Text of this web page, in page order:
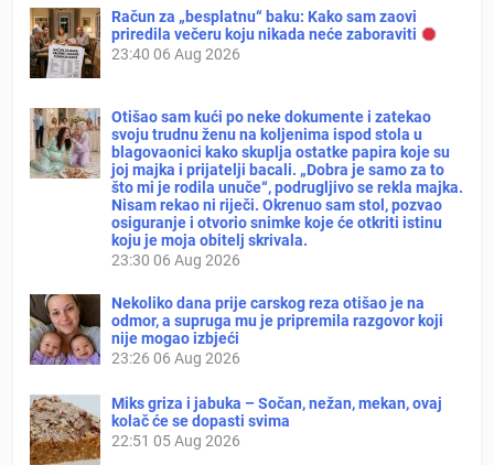
Račun za „besplatnu“ baku: Kako sam zaovi
priredila večeru koju nikada neće zaboraviti
23:40 06 Aug 2026
Otišao sam kući po neke dokumente i zatekao
svoju trudnu ženu na koljenima ispod stola u
blagovaonici kako skuplja ostatke papira koje su
joj majka i prijatelji bacali. „Dobra je samo za to
što mi je rodila unuče“, podrugljivo se rekla majka.
Nisam rekao ni riječi. Okrenuo sam stol, pozvao
osiguranje i otvorio snimke koje će otkriti istinu
koju je moja obitelj skrivala.
23:30 06 Aug 2026
Nekoliko dana prije carskog reza otišao je na
odmor, a supruga mu je pripremila razgovor koji
nije mogao izbjeći
23:26 06 Aug 2026
Miks griza i jabuka – Sočan, nežan, mekan, ovaj
kolač će se dopasti svima
22:51 05 Aug 2026